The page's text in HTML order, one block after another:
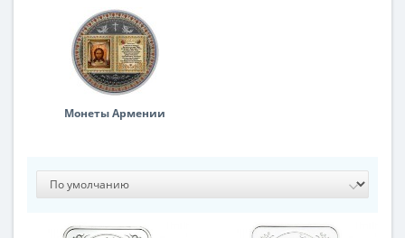
Монеты Армении